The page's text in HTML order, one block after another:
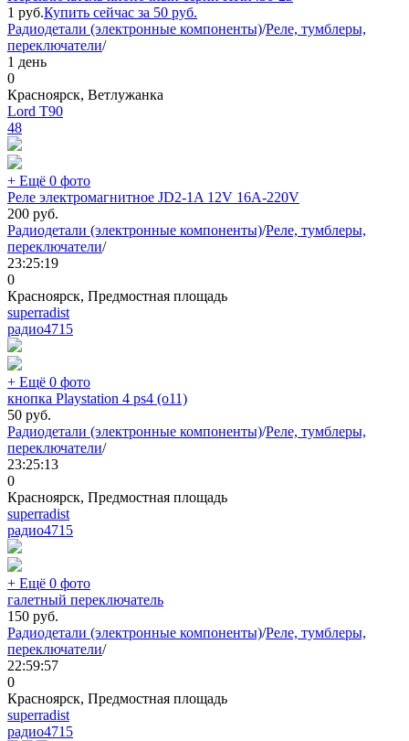
1 руб.Купить сейчас за 50 руб.
Радиодетали (электронные компоненты)/Реле, тумблеры,
переключатели/
1 день
0
Красноярск, Ветлужанка
Lord T90
48
+ Ещё 0 фото
Реле электромагнитное JD2-1A 12V 16A-220V
200 руб.
Радиодетали (электронные компоненты)/Реле, тумблеры,
переключатели/
23:25:19
0
Красноярск, Предмостная площадь
superradist
радио4715
+ Ещё 0 фото
кнопка Playstation 4 ps4 (o11)
50 руб.
Радиодетали (электронные компоненты)/Реле, тумблеры,
переключатели/
23:25:13
0
Красноярск, Предмостная площадь
superradist
радио4715
+ Ещё 0 фото
галетный переключатель
150 руб.
Радиодетали (электронные компоненты)/Реле, тумблеры,
переключатели/
22:59:57
0
Красноярск, Предмостная площадь
superradist
радио4715